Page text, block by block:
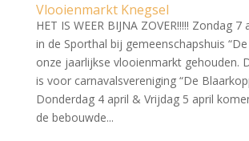
Vlooienmarkt Knegsel
HET IS WEER BIJNA ZOVER!!!!! Zondag
in de Sporthal bij gemeenschapshuis
onze jaarlijkse vlooienmarkt gehouden.
is voor carnavalsvereniging “De
Donderdag 4 april & Vrijdag 5 april
de bebouwde...